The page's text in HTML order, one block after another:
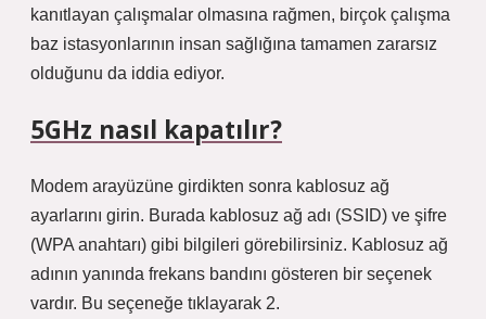
kanıtlayan çalışmalar olmasına rağmen, birçok çalışma
baz istasyonlarının insan sağlığına tamamen zararsız
olduğunu da iddia ediyor.
5GHz nasıl kapatılır?
Modem arayüzüne girdikten sonra kablosuz ağ
ayarlarını girin. Burada kablosuz ağ adı (SSID) ve şifre
(WPA anahtarı) gibi bilgileri görebilirsiniz. Kablosuz ağ
adının yanında frekans bandını gösteren bir seçenek
vardır. Bu seçeneğe tıklayarak 2.